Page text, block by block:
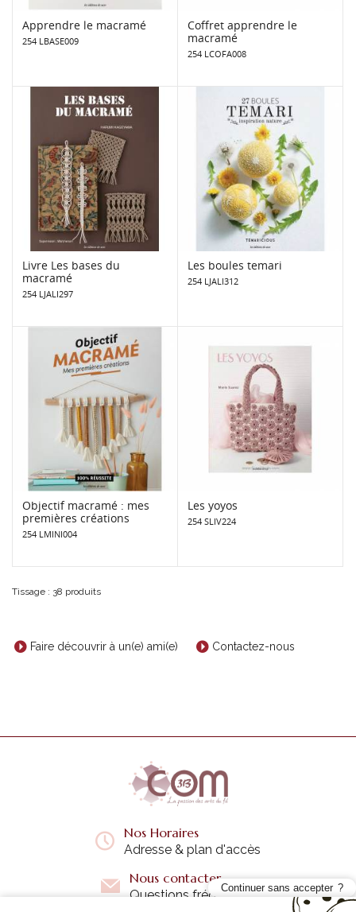
Apprendre le macramé
254 LBASE009
Coffret apprendre le
macramé
254 LCOFA008
Livre Les bases du
macramé
254 LJALI297
Les boules temari
254 LJALI312
Objectif macramé : mes
premières créations
254 LMINI004
Les yoyos
254 SLIV224
Tissage : 38 produits
Faire découvrir à un(e) ami(e) Contactez-nous
Nos Horaires
Adresse & plan d'accès
Nous contacter
Questions fréquentesContinuer sans accepter